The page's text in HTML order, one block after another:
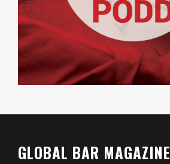
GLOBAL BAR MAGAZINE